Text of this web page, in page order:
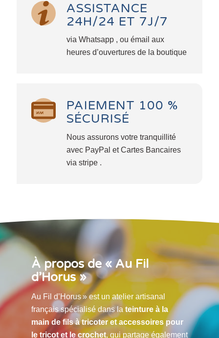
ASSISTANCE
24H/24 ET 7J/7
via Whatsapp , ou émail aux
heures d’ouvertures de la boutique
PAIEMENT 100 %
SÉCURISÉ
Nous assurons votre tranquillité
avec PayPal et Cartes Bancaires
via stripe .
À propos de « Au Fil
d’Horus »
Au Fil d’Horus » est un atelier artisanal
français spécialisé dans la teinture à la
main de fils à tricoter et accessoires pour
le tricot et le crochet, qui partage également